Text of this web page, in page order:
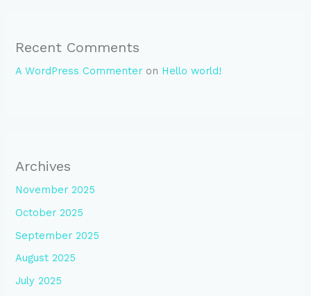
Recent Comments
A WordPress Commenter on Hello world!
Archives
November 2025
October 2025
September 2025
August 2025
July 2025